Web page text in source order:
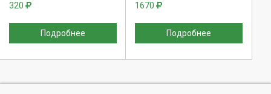
320
Подробнее
1670
Подробнее